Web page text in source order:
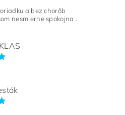
a bez chorôb
nesmierne spokojna .